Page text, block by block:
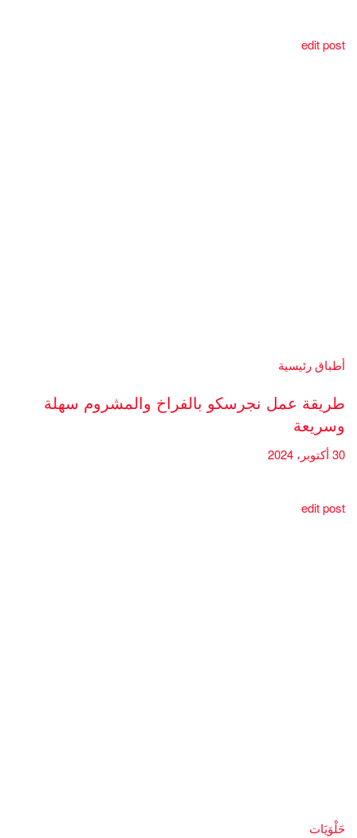
edit post
أطباق رئيسية
طريقة عمل نجرسكو بالفراخ والمشروم سهلة
وسريعة
30 أكتوبر، 2024
edit post
حَلْوَيَات